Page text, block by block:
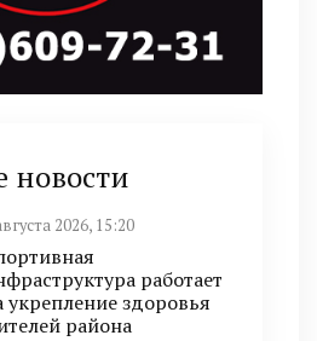
новости
2026, 15:20
работает
укрепление здоровья
района